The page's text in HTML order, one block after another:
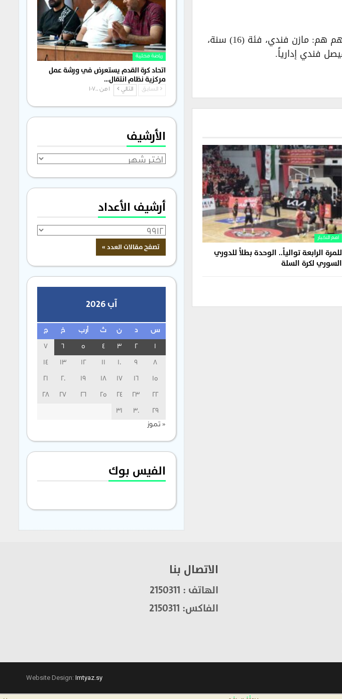
الفترة من (20) إلى (28) تموز الجاري، وكان اللاعبون الأبطال المفترض مشاركتهم هم: مازن فندي، فئة (16) سنة،
اهم الاخبار
للمرة الرابعة توالياً.. الوحدة بطلاً للدوري
السوري لكرة السلة
رياضة محلية
اتحاد كرة القدم يستعرض في ورشة عمل
مركزية نظام انتقال…
السابق التالي 1 من 1٬700
الأرشيف
الأرشيف
أرشيف الأعداد
آب 2026
س د ن ث أرب خ ج
1
2
3
4
5
6
7
8
9
10
11
12
13
14
15
16
17
18
19
20
21
22
23
24
25
26
27
28
29
30
31
« تموز
الفيس بوك
الاتصال بنا
الهاتف : 2150311
الفاكس: 2150311
Website Design: Imtyaz.sy